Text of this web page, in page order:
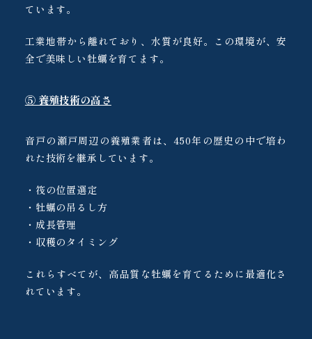
ています。
工業地帯から離れており、水質が良好。この環境が、安
全で美味しい牡蠣を育てます。
⑤ 養殖技術の高さ
音戸の瀬戸周辺の養殖業者は、450年の歴史の中で培わ
れた技術を継承しています。
・筏の位置選定
・牡蠣の吊るし方
・成長管理
・収穫のタイミング
これらすべてが、高品質な牡蠣を育てるために最適化さ
れています。